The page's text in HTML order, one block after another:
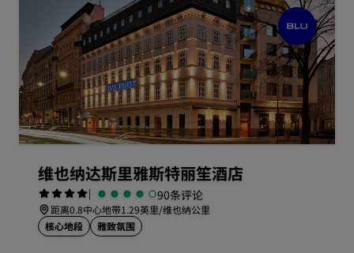
维也纳达斯里雅斯特丽笙酒店
| 90条评论
距离0.8中心地带1.29英里/维也纳公里
核心地段
雅致氛围